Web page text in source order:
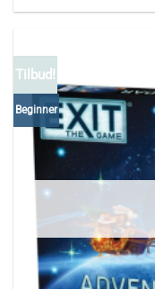
Tilbud!
Beginner